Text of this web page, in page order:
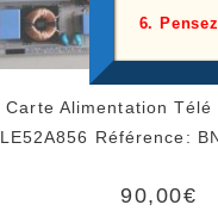
Carte Alimentation Télé
LE52A856 Référence:
90,00€
6.